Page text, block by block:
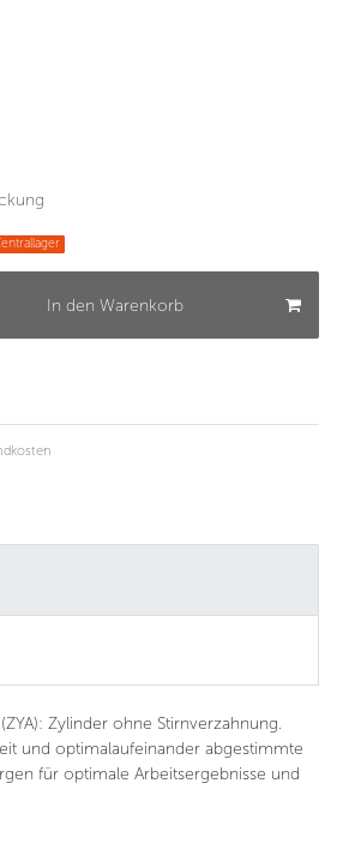
In den Warenkorb
Zylinder ohne Stirnverzahnung.
und optimalaufeinander abgestimmte
für optimale Arbeitsergebnisse und